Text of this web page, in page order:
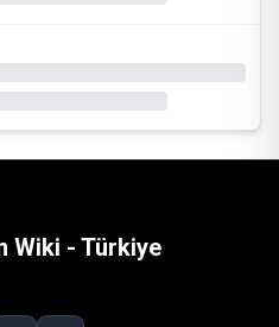
Wiki - Türkiye